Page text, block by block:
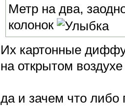
Метр на два,
колонок
Их картонные
на открытом
да и зачем что либо